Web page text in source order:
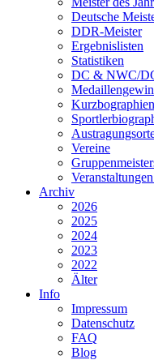
Deutsche
DDR-Meister
Ergebnislisten
Statistiken
DC & NWC/
Vereine
Archiv
2026
2025
2024
2023
2022
Älter
Info
Impressum
Datenschutz
FAQ
Blog